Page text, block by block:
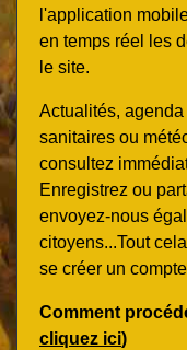
l'application
en temps réel les
le site.
Actualités,
sanitaires ou
consultez
Enregistrez ou
envoyez-nous
citoyens...Tout
se créer un
Comment
cliquez ici)